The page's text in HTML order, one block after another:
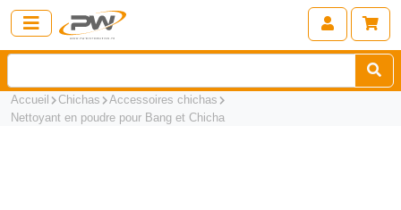
Accueil Chichas
Accessoires chichas
Nettoyant en poudre pour Bang et Chicha